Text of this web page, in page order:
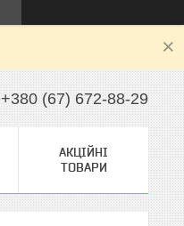
+380 (67) 672-88-29
АКЦІЙНІ
ТОВАРИ